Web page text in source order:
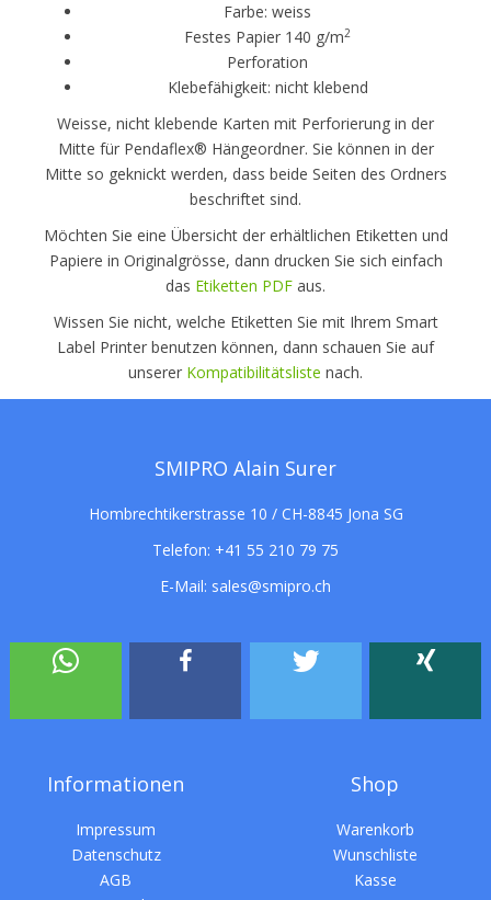
Farbe: weiss
Festes Papier 140 g/m2
Perforation
Klebefähigkeit: nicht klebend
Weisse, nicht klebende Karten mit Perforierung in der
Mitte für Pendaflex® Hängeordner. Sie können in der
Mitte so geknickt werden, dass beide Seiten des Ordners
beschriftet sind.
Möchten Sie eine Übersicht der erhältlichen Etiketten und
Papiere in Originalgrösse, dann drucken Sie sich einfach
das Etiketten PDF aus.
Wissen Sie nicht, welche Etiketten Sie mit Ihrem Smart
Label Printer benutzen können, dann schauen Sie auf
unserer Kompatibilitätsliste nach.
SMIPRO Alain Surer
Hombrechtikerstrasse 10 / CH-8845 Jona SG
Telefon: +41 55 210 79 75
E-Mail: sales@smipro.ch
Informationen
Impressum
Datenschutz
AGB
Shop
Warenkorb
Wunschliste
Kasse